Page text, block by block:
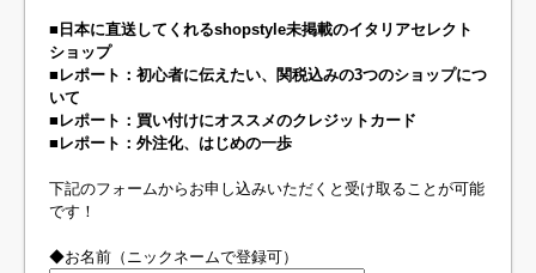
■日本に直送してくれるshopstyle未掲載のイタリアセレクト
ショップ
■レポート：初心者に伝えたい、関税込みの3つのショップにつ
いて
■レポート：買い付けにオススメのクレジットカード
■レポート：外注化、はじめの一歩
下記のフォームからお申し込みいただくと受け取ることが可能
です！
◆お名前（ニックネームで登録可）